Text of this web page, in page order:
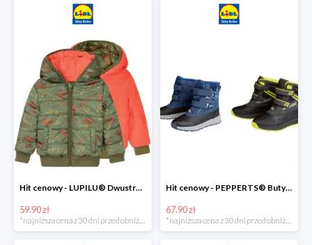
Hit cenowy - LUPILU® Dwustronna kurtka dziecięca z polarem
59.90 zł
*najniższa cena z 30 dni przed obniżką
Hit cenowy - PEPPERTS® Buty zimowe chłopięce
67.90 zł
*najniższa cena z 30 dni przed obniżką